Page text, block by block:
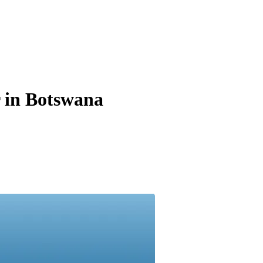
in Botswana